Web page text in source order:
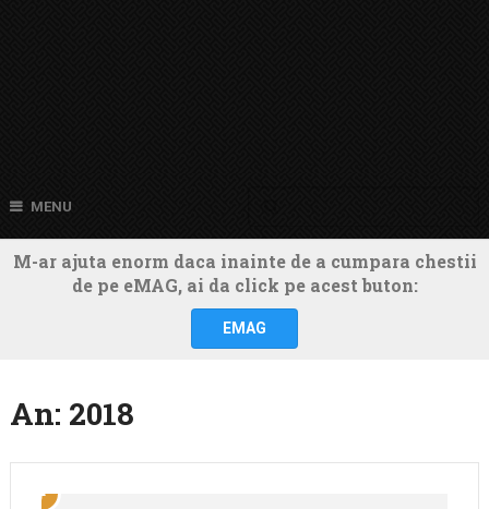
MENU
M-ar ajuta enorm daca inainte de a cumpara chestii
de pe eMAG, ai da click pe acest buton:
EMAG
An: 2018